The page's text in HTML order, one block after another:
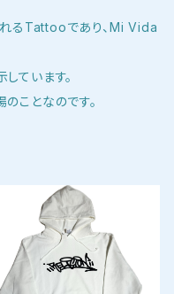
るTattooであり、Mi Vida
ています。
ことなのです。